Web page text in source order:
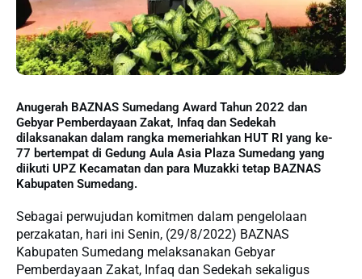
Anugerah BAZNAS Sumedang Award Tahun 2022 dan
Gebyar Pemberdayaan Zakat, Infaq dan Sedekah
dilaksanakan dalam rangka memeriahkan HUT RI yang ke-
77 bertempat di Gedung Aula Asia Plaza Sumedang yang
diikuti UPZ Kecamatan dan para Muzakki tetap BAZNAS
Kabupaten Sumedang.
Sebagai perwujudan komitmen dalam pengelolaan
perzakatan, hari ini Senin, (29/8/2022) BAZNAS
Kabupaten Sumedang melaksanakan Gebyar
Pemberdayaan Zakat, Infaq dan Sedekah sekaligus